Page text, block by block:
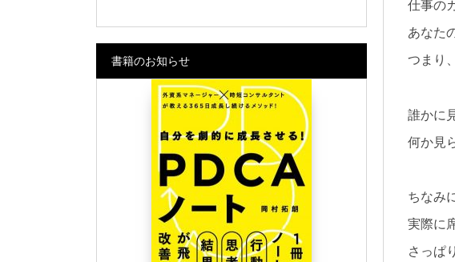
仕事の
あなた
つまり
誰かに
何か見
ちなみ
実際に
さっぱ
書籍のお知らせ